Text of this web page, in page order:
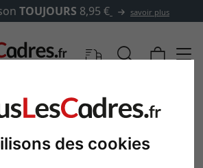
des cookies
TOUJOURS 8,95 € savoir plus